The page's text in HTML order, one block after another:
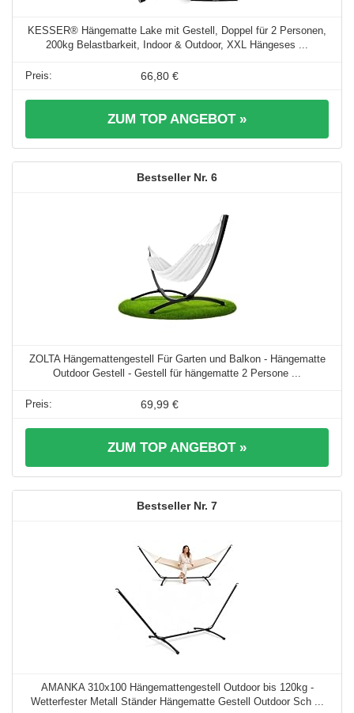
KESSER® Hängematte Lake mit Gestell, Doppel für 2 Personen,
200kg Belastbarkeit, Indoor & Outdoor, XXL Hängeses ...
66,80 €
ZUM TOP ANGEBOT »
6
ZOLTA Hängemattengestell Für Garten und Balkon - Hängematte
Outdoor Gestell - Gestell für hängematte 2 Persone ...
69,99 €
ZUM TOP ANGEBOT »
7
AMANKA 310x100 Hängemattengestell Outdoor bis 120kg -
Wetterfester Metall Ständer Hängematte Gestell Outdoor Sch ...